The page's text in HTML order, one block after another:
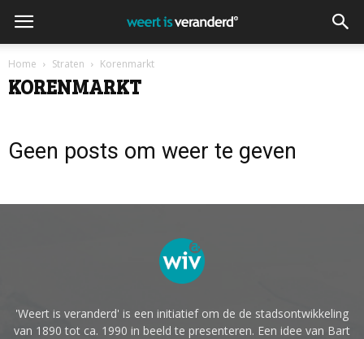
Home Straten Korenmarkt
KORENMARKT
Geen posts om weer te geven
'Weert is veranderd' is een initiatief om de de stadsontwikkeling
van 1890 tot ca. 1990 in beeld te presenteren. Een idee van Bart